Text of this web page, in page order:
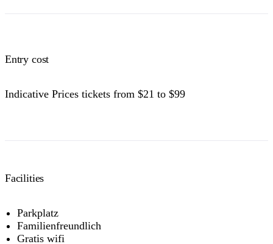
Entry cost
Indicative Prices tickets from $21 to $99
Facilities
Parkplatz
Familienfreundlich
Gratis wifi